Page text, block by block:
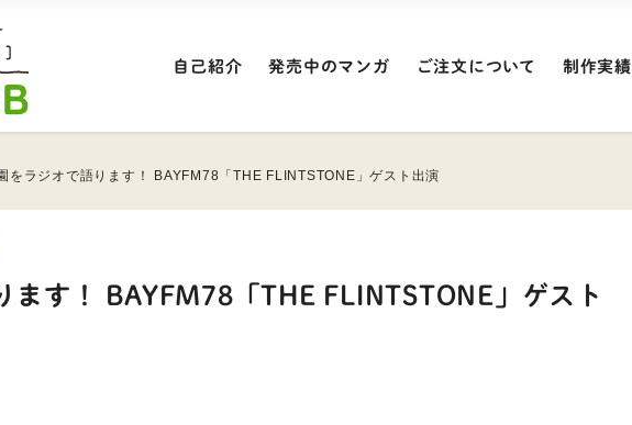
自己紹介 発売中のマンガ ご注文について 制作実績
をラジオで語ります！ BAYFM78「THE FLINTSTONE」ゲスト出演
ます！ BAYFM78「THE FLINTSTONE」ゲスト